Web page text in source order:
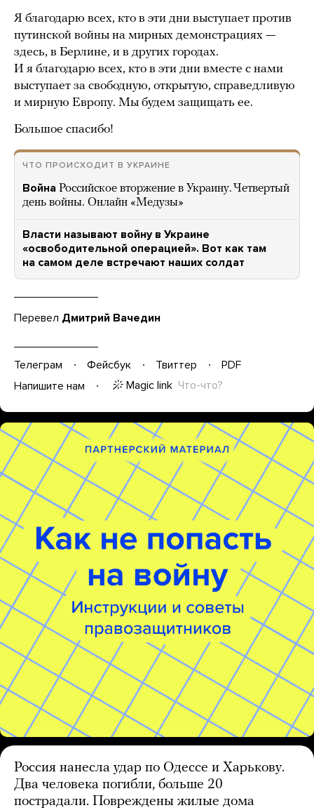
Я благодарю всех, кто в эти дни выступает против
путинской войны на мирных демонстрациях —
здесь, в Берлине, и в других городах.
И я благодарю всех, кто в эти дни вместе с нами
выступает за свободную, открытую, справедливую
и мирную Европу. Мы будем защищать ее.
Большое спасибо!
ЧТО ПРОИСХОДИТ В УКРАИНЕ
Война Российское вторжение в Украину. Четвертый
день войны. Онлайн «Медузы»
Власти называют войну в Украине
«освободительной операцией». Вот как там
на самом деле встречают наших солдат
Перевел Дмитрий Вачедин
Телеграм Фейсбук Твиттер
PDF
Напишите нам
Magic link Что-что?
Россия нанесла удар по Одессе и Харькову.
Два человека погибли, больше 20
пострадали. Повреждены жилые дома